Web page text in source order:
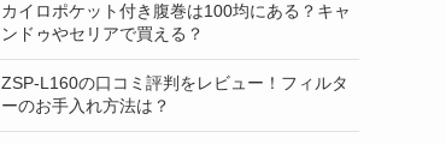
カイロポケット付き腹巻は100均にある？キャ
ンドゥやセリアで買える？
ZSP-L160の口コミ評判をレビュー！フィルタ
ーのお手入れ方法は？